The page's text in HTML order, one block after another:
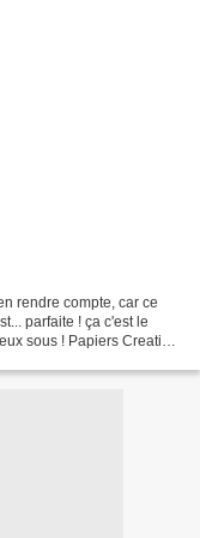
rendre compte, car ce
parfaite ! ça c'est le
sous ! Papiers Creative